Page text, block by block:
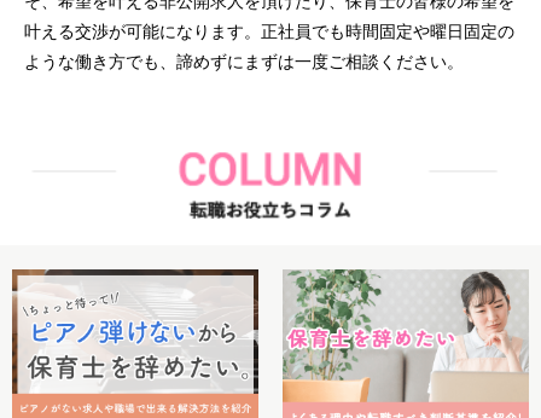
叶える交渉が可能になります。正社員でも時間固定や曜日固定の
ような働き方でも、諦めずにまずは一度ご相談ください。